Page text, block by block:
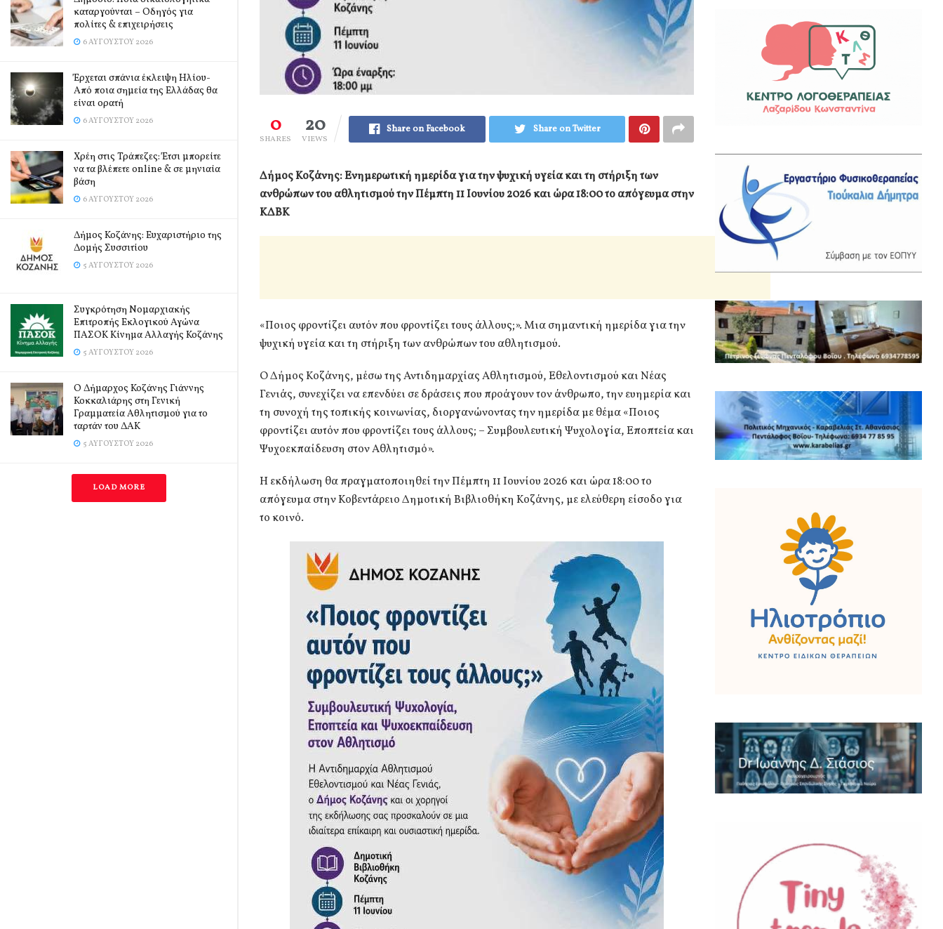
καταργούνται – Οδηγός για
πολίτες & επιχειρήσεις
6 ΑΥΓΟΎΣΤΟΥ 2026
Έρχεται σπάνια έκλειψη Ηλίου-
Από ποια σημεία της Ελλάδας θα
είναι ορατή
6 ΑΥΓΟΎΣΤΟΥ 2026
Χρέη στις Τράπεζες: Έτσι μπορείτε
να τα βλέπετε online & σε μηνιαία
βάση
6 ΑΥΓΟΎΣΤΟΥ 2026
Δήμος Κοζάνης: Ευχαριστήριο της
Δομής Συσσιτίου
5 ΑΥΓΟΎΣΤΟΥ 2026
Συγκρότηση Νομαρχιακής
Επιτροπής Εκλογικού Αγώνα
ΠΑΣΟΚ Κίνημα Αλλαγής Κοζάνης
5 ΑΥΓΟΎΣΤΟΥ 2026
Ο Δήμαρχος Κοζάνης Γιάννης
Κοκκαλιάρης στη Γενική
Γραμματεία Αθλητισμού για το
ταρτάν του ΔΑΚ
5 ΑΥΓΟΎΣΤΟΥ 2026
LOAD MORE
0
SHARES
20
VIEWS
Share on Facebook Share on Twitter
Δήμος Κοζάνης: Ενημερωτική ημερίδα για την ψυχική υγεία και τη στήριξη των
ανθρώπων του αθλητισμού την Πέμπτη 11 Ιουνίου 2026 και ώρα 18:00 το απόγευμα στην
ΚΔΒΚ
«Ποιος φροντίζει αυτόν που φροντίζει τους άλλους;». Μια σημαντική ημερίδα για την
ψυχική υγεία και τη στήριξη των ανθρώπων του αθλητισμού.
Ο Δήμος Κοζάνης, μέσω της Αντιδημαρχίας Αθλητισμού, Εθελοντισμού και Νέας
Γενιάς, συνεχίζει να επενδύει σε δράσεις που προάγουν τον άνθρωπο, την ευημερία και
τη συνοχή της τοπικής κοινωνίας, διοργανώνοντας την ημερίδα με θέμα «Ποιος
φροντίζει αυτόν που φροντίζει τους άλλους; – Συμβουλευτική Ψυχολογία, Εποπτεία και
Ψυχοεκπαίδευση στον Αθλητισμό».
Η εκδήλωση θα πραγματοποιηθεί την Πέμπτη 11 Ιουνίου 2026 και ώρα 18:00 το
απόγευμα στην Κοβεντάρειο Δημοτική Βιβλιοθήκη Κοζάνης, με ελεύθερη είσοδο για
το κοινό.